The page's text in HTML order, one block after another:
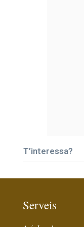
T’interessa?
Serveis